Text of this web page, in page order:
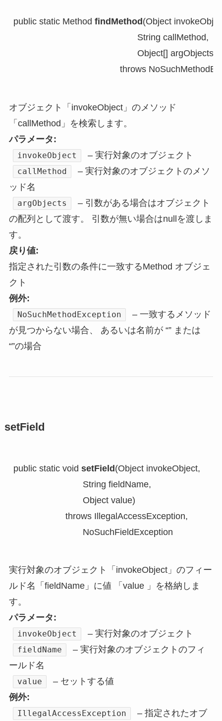
public static Method findMethod (Object
                                                  String callMethod,
                                                  Object[] argObjects)
throws
オブジェクト「invokeObject」のメソッド
「callMethod」を検索します。
パラメータ:
invokeObject – 実行対象のオブジェクト
callMethod
– 実行対象のオブジェクトのメソ
ッド名
argObjects
– 引数がある場合はオブジェクト
の配列として渡す。 引数が無い場合はnullを渡しま
す。
戻り値:
指定された引数の条件に一致するMethod オブジェ
クト
例外:
NoSuchMethodException
– 一致するメソッド
が見つからない場合、 あるいは名前が “” または
“”の場合
setField
public static void setField(Object invokeObject,
                            String fieldName,
                            Object value)
                     throws IllegalAccessException,
                            NoSuchFieldException
実行対象のオブジェクト「invokeObject」のフィー
ルド名「fieldName」に値 「value 」を格納しま
す。
パラメータ:
invokeObject – 実行対象のオブジェクト
fieldName
– 実行対象のオブジェクトのフィ
ールド名
value
– セットする値
例外:
IllegalAccessException
– 指定されたオブ